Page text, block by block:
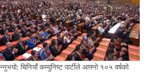
चिनियाँ कम्युनिष्ट पार्टीले आफ्नो १०५ वर्षको